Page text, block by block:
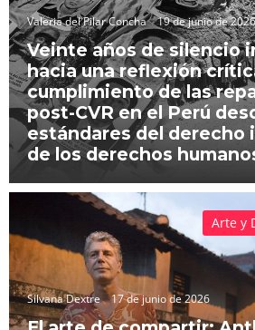
Valeria del Pilar Concha 19 de junio de 2026
Veinte años de silencio
hacia una reflexión
cumplimiento de las
post-CVR en el Perú
estándares del derecho
de los derechos
Silvana Dextre 17 de junio de 2026
Arte y